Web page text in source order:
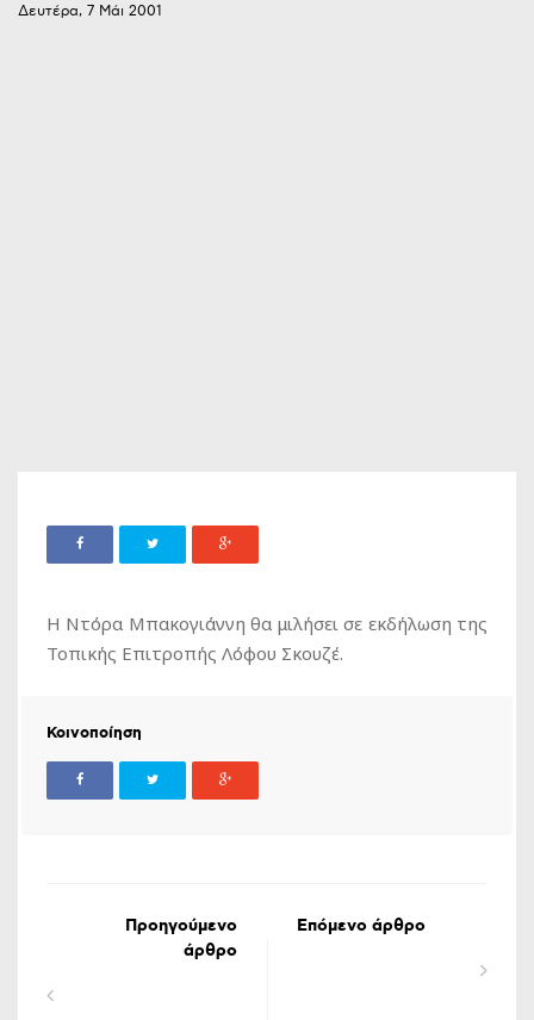
Δευτέρα, 7 Μάι 2001
Η Ντόρα Μπακογιάννη θα μιλήσει σε εκδήλωση της
Τοπικής Επιτροπής Λόφου Σκουζέ.
Κοινοποίηση
Προηγούμενο
άρθρο
Επόμενο άρθρο